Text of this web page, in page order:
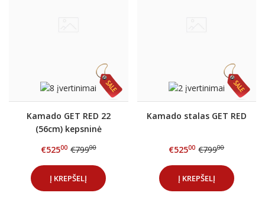
Kamado GET RED 22
(56cm) kepsninė
€52500 €79900
Į KREPŠELĮ
Kamado stalas GET RED
€52500 €79900
Į KREPŠELĮ